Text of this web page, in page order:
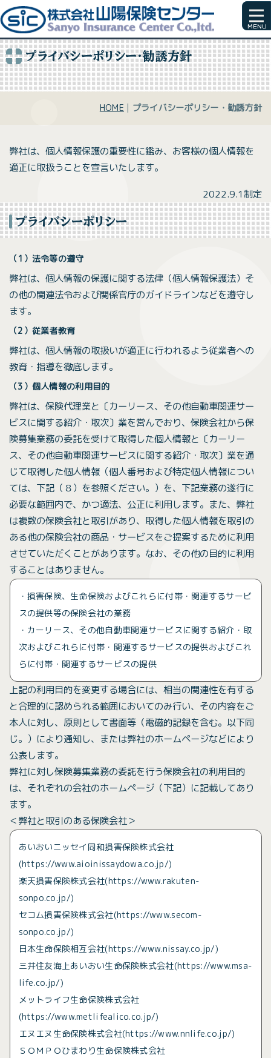
プライバシーポリシー・勧誘方針
HOME プライバシーポリシー・勧誘方針
弊社は、個人情報保護の重要性に鑑み、お客様の個人情報を
適正に取扱うことを宣言いたします。
2022.9.1制定
プライバシーポリシー
（1）法令等の遵守
弊社は、個人情報の保護に関する法律（個人情報保護法）そ
の他の関連法令および関係官庁のガイドラインなどを遵守し
ます。
（2）従業者教育
弊社は、個人情報の取扱いが適正に行われるよう従業者への
教育・指導を徹底します。
（3）個人情報の利用目的
弊社は、保険代理業と〔カーリース、その他自動車関連サー
ビスに関する紹介・取次〕業を営んでおり、保険会社から保
険募集業務の委託を受けて取得した個人情報と〔カーリー
ス、その他自動車関連サービスに関する紹介・取次〕業を通
じて取得した個人情報（個人番号および特定個人情報につい
ては、下記（８）を参照ください。）を、下記業務の遂行に
必要な範囲内で、かつ適法、公正に利用します。また、弊社
は複数の保険会社と取引があり、取得した個人情報を取引の
ある他の保険会社の商品・サービスをご提案するために利用
させていただくことがあります。なお、その他の目的に利用
することはありません。
・損害保険、生命保険およびこれらに付帯・関連するサービ
スの提供等の保険会社の業務
・カーリース、その他自動車関連サービスに関する紹介・取
次およびこれらに付帯・関連するサービスの提供およびこれ
らに付帯・関連するサービスの提供
上記の利用目的を変更する場合には、相当の関連性を有する
と合理的に認められる範囲においてのみ行い、その内容をご
本人に対し、原則として書面等（電磁的記録を含む。以下同
じ。）により通知し、または弊社のホームページなどにより
公表します。
弊社に対し保険募集業務の委託を行う保険会社の利用目的
は、それぞれの会社のホームページ（下記）に記載してあり
ます。
＜弊社と取引のある保険会社＞
あいおいニッセイ同和損害保険株式会社
(https://www.aioinissaydowa.co.jp/)
楽天損害保険株式会社(https://www.rakuten-
sonpo.co.jp/)
セコ厶損害保険株式会社(https://www.secom-
sonpo.co.jp/)
日本生命保険相互会社(https://www.nissay.co.jp/)
三井住友海上あいおい生命保険株式会社(https://www.msa-
life.co.jp/)
メットライフ生命保険株式会社
(https://www.metlifealico.co.jp/)
エヌエヌ生命保険株式会社(https://www.nnlife.co.jp/)
ＳＯＭＰＯひまわり生命保険株式会社